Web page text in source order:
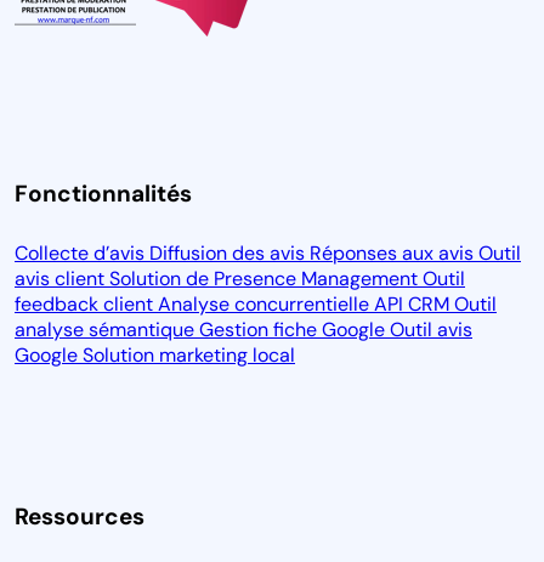
Fonctionnalités
Collecte d’avis Diffusion des avis Réponses aux avisOutil
avis clientSolution de Presence ManagementOutil
feedback clientAnalyse concurrentielleAPI CRMOutil
analyse sémantiqueGestion fiche GoogleOutil avis
GoogleSolution marketing local
Ressources